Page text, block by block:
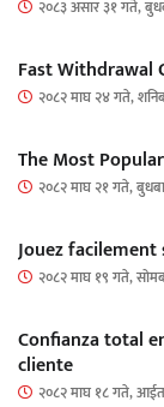
२०८३ असार ३१ गते,
Fast Withdrawal
२०८२ माघ २४ गते,
The Most
२०८२ माघ २१ गते,
Jouez
२०८२ माघ १९ गते,
Confianza total
cliente
२०८२ माघ १८ गते,